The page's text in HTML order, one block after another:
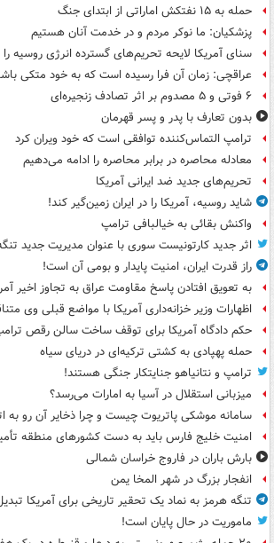
حمله به ۱۵ نفتکش‌ اماراتی از ابتدای جنگ
پزشکیان: ما نوکر مردم و در خدمت آنان هستیم
سنای آمریکا لایحه تحریم‌های گسترده انرژی روسیه
عراقچی: زمان آن فرا رسیده است که به خود متکی
۶ فوتی و ۵ مصدوم بر اثر تصادف زنجیره‌ای
بدون تعارف با پدر و پسر قهرمان
ترامپ التماس‌کننده توافقی است که خود ویران کرد
معادله محاصره در برابر محاصره را ادامه می‌دهیم
تحریم‌های جدید ضد ایرانی آمریکا
شاید روسیه، آمریکا را در ایران زمین‌گیر کند!
واکنش بقائی به خیالبافی ترامپ
اثر جدید کارتونیست سوری با عنوان مدیریت جدید
راز قدرت ایران، امنیت پایدار و بومی آن است!
به تعویق افتادن پاسخ مقاومت عراق به تجاوز اخیر
اظهارات وزیر خزانه‌داری آمریکا با مواضع قبلی وی
حکم دادگاه آمریکا برای توقف ساخت سالن رقص
حمله پهپادی به کشتی ترکیه‌ای در دریای سیاه
ترامپ و نتانیاهو جنایتکار جنگی هستند!
میزبانی استقلال در آسیا به امارات می‌رسد؟
سامانه موشکی پاتریوت چیست و چرا ذخایر آن رو به
امنیت خلیج فارس باید به دست کشورهای منطقه
بارش باران در فاروج خراسان شمالی
انفجار بزرگ در شهر المخا یمن
تنگه هرمز به نماد یک تحقیر تاریخی برای آمریکا
ماموریت در حال پایان است!